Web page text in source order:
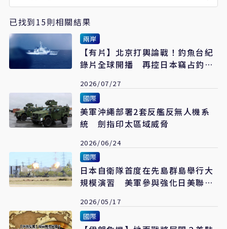
已找到15則相關結果
兩岸
【有片】北京打輿論戰！釣魚台紀
錄片全球開播 再控日本竊占釣魚
2026/07/27
國際
美軍沖繩部署2套反艦反無人機系
統 劍指印太區域威脅
2026/06/24
國際
日本自衛隊首度在先島群島舉行大
規模演習 美軍參與強化日美聯合
2026/05/17
國際